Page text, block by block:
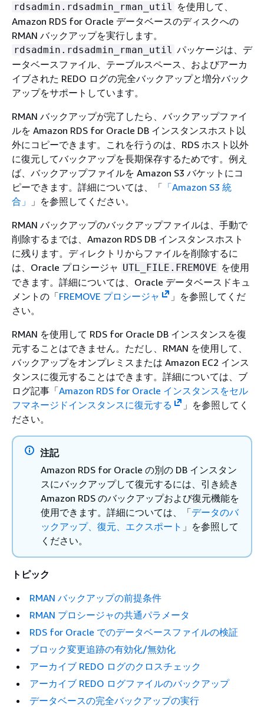
rdsadmin.rdsadmin_rman_util を使用して、
Amazon RDS for Oracle データベースのディスクへの
RMAN バックアップを実行します。
rdsadmin.rdsadmin_rman_util パッケージは、デ
ータベースファイル、テーブルスペース、およびアーカ
イブされた REDO ログの完全バックアップと増分バック
アップをサポートしています。
RMAN バックアップが完了したら、バックアップファイ
ルを Amazon RDS for Oracle DB インスタンスホスト以
外にコピーできます。これを行うのは、RDS ホスト以外
に復元してバックアップを長期保存するためです。例え
ば、バックアップファイルを Amazon S3 バケットにコ
ピーできます。詳細については、「 「Amazon S3 統
合」
」を参照してください。
RMAN バックアップのバックアップファイルは、手動で
削除するまでは、Amazon RDS DB インスタンスホスト
に残ります。ディレクトリからファイルを削除するに
は、Oracle プロシージャ UTL_FILE.FREMOVE を使用
できます。詳細については、Oracle データベースドキュ
メントの「FREMOVE プロシージャ
」を参照してくだ
さい。
RMAN を使用して RDS for Oracle DB インスタンスを復
元することはできません。ただし、RMAN を使用して、
バックアップをオンプレミスまたは Amazon EC2 インス
タンスに復元することはできます。詳細については、ブ
ログ記事「Amazon RDS for Oracle インスタンスをセル
フマネージドインスタンスに復元する
」を参照してく
ださい。
注記
Amazon RDS for Oracle の別の DB インスタン
スにバックアップして復元するには、引き続き
Amazon RDS のバックアップおよび復元機能を
使用できます。詳細については、「データのバ
ックアップ、復元、エクスポート 」を参照して
ください。
トピック
RMAN バックアップの前提条件
RMAN プロシージャの共通パラメータ
RDS for Oracle でのデータベースファイルの検証
ブロック変更追跡の有効化/無効化
アーカイブ REDO ログのクロスチェック
アーカイブ REDO ログファイルのバックアップ
データベースの完全バックアップの実行